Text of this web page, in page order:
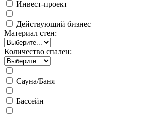
Инвест-проект
Действующий бизнес
Материал стен:
Количество спален:
Сауна/Баня
Бассейн